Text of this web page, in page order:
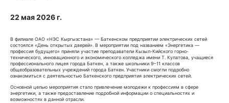
22 мая 2026 г.
В филиале ОАО «НЭС Кыргызстана» — Баткенском предприятии электрических сетей
состоялся «День открытых дверей». В мероприятии под названием «Энергетика —
профессия будущего» приняли участие преподаватели Кызыл-Кийского горно-
технического, инновационного и экономического колледжа имени Т. Кулатова, учащиеся
профессионального лицея города Баткен, а также школьники 9–11 классов
общеобразовательных учреждений города Баткен. Участники смогли подробно
ознакомиться с деятельностью Баткенского предприятия электрических сетей.
Основной целью мероприятия стало привлечение молодежи к профессиям в сфере
энергетики, а также предоставление подробной информации о специальностях и
возможностях в данной отрасли.